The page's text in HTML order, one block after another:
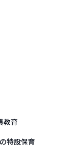
教育
特設保育